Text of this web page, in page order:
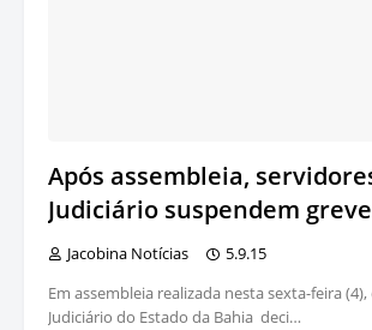
Após assembleia,
Judiciário suspendem
Jacobina Notícias
5.9.15
Em assembleia realizada nesta sexta-feira
Judiciário do Estado da Bahia deci…